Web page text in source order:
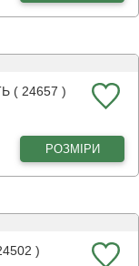
( 24657 )
РОЗМІРИ
)